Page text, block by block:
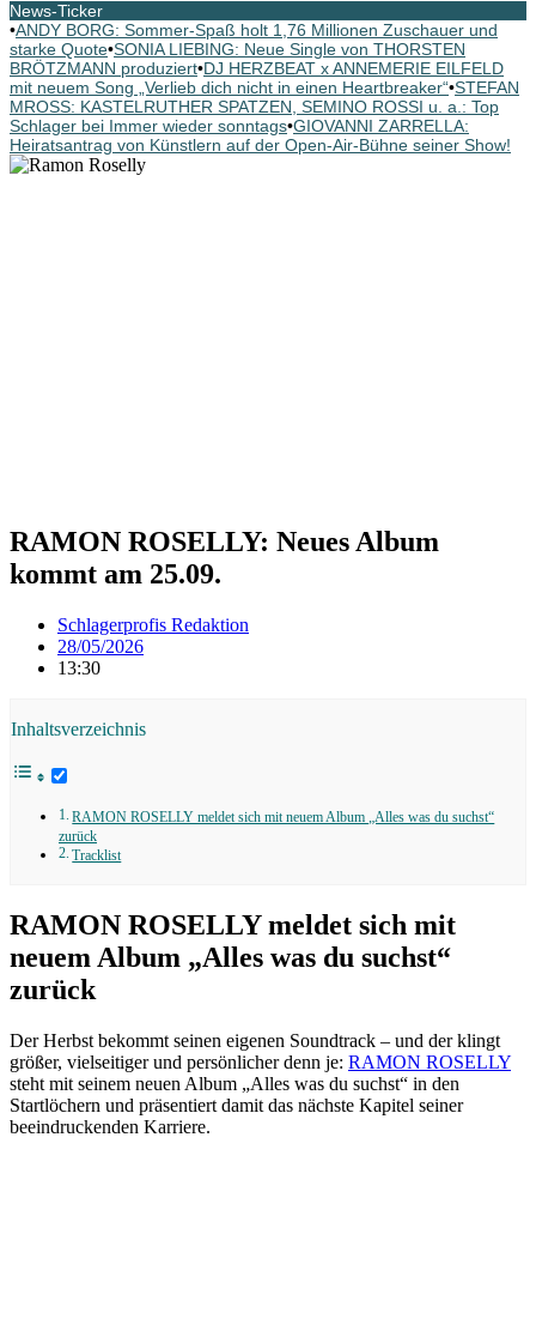
News-Ticker
•ANDY BORG: Sommer-Spaß holt 1,76 Millionen Zuschauer und
starke Quote•SONIA LIEBING: Neue Single von THORSTEN
BRÖTZMANN produziert•DJ HERZBEAT x ANNEMERIE EILFELD
mit neuem Song „Verlieb dich nicht in einen Heartbreaker“•STEFAN
MROSS: KASTELRUTHER SPATZEN, SEMINO ROSSI u. a.: Top
Schlager bei Immer wieder sonntags•GIOVANNI ZARRELLA:
Heiratsantrag von Künstlern auf der Open-Air-Bühne seiner Show!
RAMON ROSELLY: Neues Album
kommt am 25.09.
Schlagerprofis Redaktion
28/05/2026
13:30
Inhaltsverzeichnis
RAMON ROSELLY meldet sich mit neuem Album „Alles was du suchst“
zurück
Tracklist
RAMON ROSELLY meldet sich mit
neuem Album „Alles was du suchst“
zurück
Der Herbst bekommt seinen eigenen Soundtrack – und der klingt
größer, vielseitiger und persönlicher denn je: RAMON ROSELLY
steht mit seinem neuen Album „Alles was du suchst“ in den
Startlöchern und präsentiert damit das nächste Kapitel seiner
beeindruckenden Karriere.